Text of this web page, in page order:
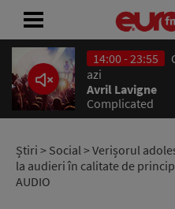
14:00 - 23:55
azi
Avril Lavigne
Complicated
Știri > Social> Verișorul
la audieri în calitate de
AUDIO
ACASĂ
ȘTIRI
RADIO
CONCURSURI